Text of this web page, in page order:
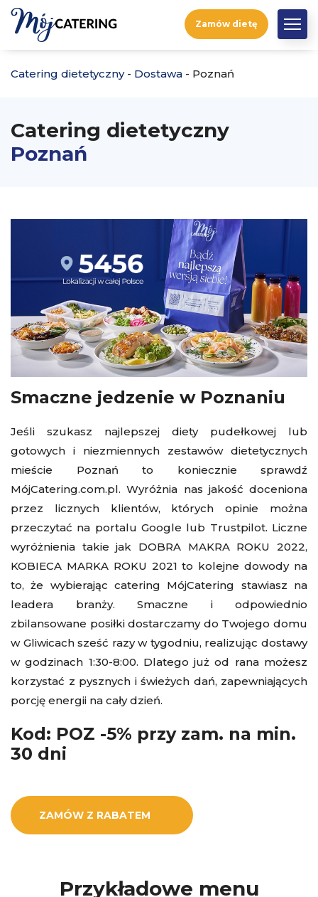
Zamów dietę
Catering dietetyczny- Dostawa - Poznań
Catering dietetyczny
Poznań
Smaczne jedzenie w Poznaniu
Jeśli szukasz najlepszej diety pudełkowej lub
gotowych i niezmiennych zestawów dietetycznych
mieście Poznań to koniecznie sprawdź
MójCatering.com.pl. Wyróżnia nas jakość doceniona
przez licznych klientów, których opinie można
przeczytać na portalu Google lub Trustpilot. Liczne
wyróżnienia takie jak DOBRA MAKRA ROKU 2022,
KOBIECA MARKA ROKU 2021 to kolejne dowody na
to, że wybierając catering MójCatering stawiasz na
leadera branży. Smaczne i odpowiednio
zbilansowane posiłki dostarczamy do Twojego domu
w Gliwicach sześć razy w tygodniu, realizując dostawy
w godzinach 1:30-8:00. Dlatego już od rana możesz
korzystać z pysznych i świeżych dań, zapewniających
porcję energii na cały dzień.
Kod: POZ -5% przy zam. na min.
30 dni
ZAMÓW Z RABATEM
Przykładowe menu